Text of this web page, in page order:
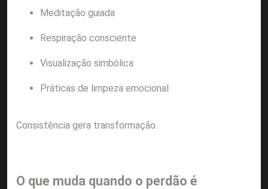
Meditação guiada
Respiração consciente
Visualização simbólica
Práticas de limpeza emocional
Consistência gera transformação.
O que muda quando o perdão é